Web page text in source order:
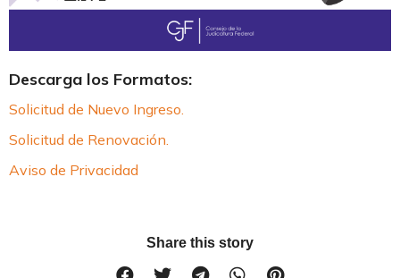
Descarga los Formatos:
Solicitud de Nuevo Ingreso.
Solicitud de Renovación.
Aviso de Privacidad
Share this story